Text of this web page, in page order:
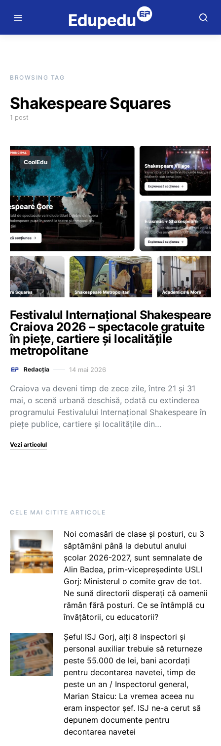
BROWSING TAG
Shakespeare Squares
1 post
CoolEdu
Festivalul Internaţional Shakespeare
Craiova 2026 – spectacole gratuite
în pieţe, cartiere şi localităţile
metropolitane
Redacția 14 mai 2026
Craiova va deveni timp de zece zile, între 21 şi 31
mai, o scenă urbană deschisă, odată cu extinderea
programului Festivalului Internaţional Shakespeare în
pieţe publice, cartiere şi localităţile din…
Vezi articolul
CELE MAI CITITE ARTICOLE
Noi comasări de clase și posturi, cu 3
săptămâni până la debutul anului
școlar 2026-2027, sunt semnalate de
Alin Badea, prim-vicepreședinte USLI
Gorj: Ministerul o comite grav de tot.
Ne sună directorii disperați că oamenii
rămân fără posturi. Ce se întâmplă cu
învățătorii, cu educatorii?
Șeful ISJ Gorj, alți 8 inspectori și
personal auxiliar trebuie să returneze
peste 55.000 de lei, bani acordați
pentru decontarea navetei, timp de
peste un an / Inspectorul general,
Marian Staicu: La vremea aceea nu
eram inspector șef. ISJ ne-a cerut să
depunem documente pentru
decontarea navetei